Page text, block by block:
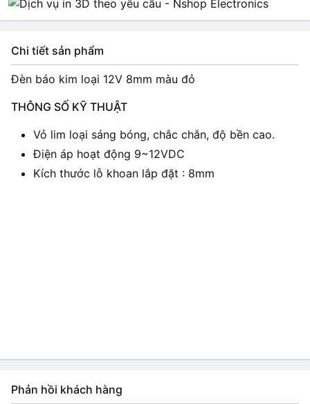
Chi tiết sản phẩm
Đèn báo kim loại 12V 8mm màu đỏ
THÔNG SỐ KỸ THUẬT
Vỏ lim loại sáng bóng, chắc chắn, độ bền cao.
Điện áp hoạt động 9~12VDC
Kích thước lỗ khoan lắp đặt : 8mm
Phản hồi khách hàng